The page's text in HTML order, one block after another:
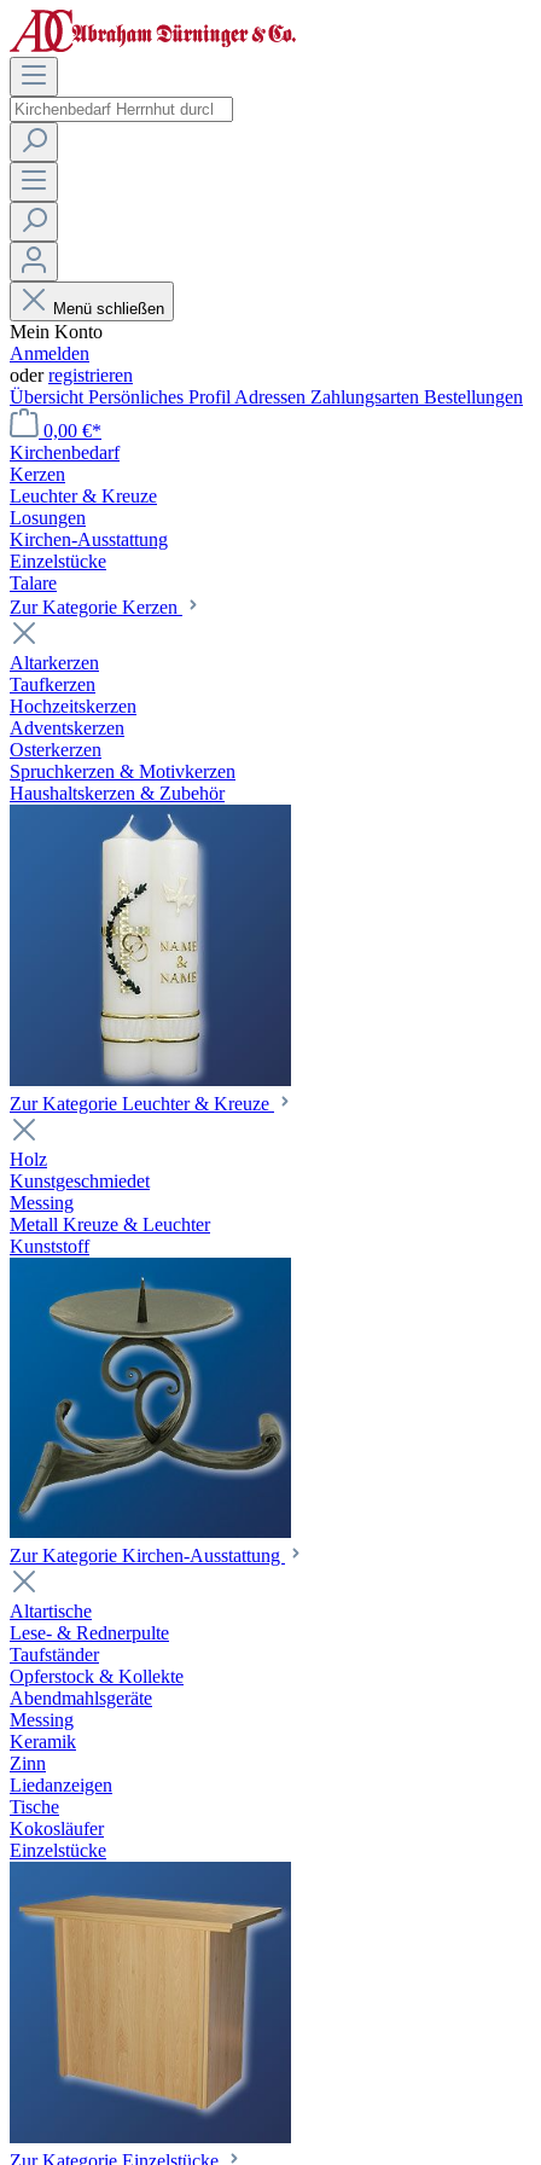
Menü schließen
Mein Konto
Anmelden
oderregistrieren
Übersicht Persönliches Profil Adressen Zahlungsarten Bestellungen
0,00 €*
Kirchenbedarf
Kerzen
Leuchter & Kreuze
Losungen
Kirchen-Ausstattung
Einzelstücke
Talare
Zur Kategorie Kerzen
Altarkerzen
Taufkerzen
Hochzeitskerzen
Adventskerzen
Osterkerzen
Spruchkerzen & Motivkerzen
Haushaltskerzen & Zubehör
Zur Kategorie Leuchter & Kreuze
Holz
Kunstgeschmiedet
Messing
Metall Kreuze & Leuchter
Kunststoff
Zur Kategorie Kirchen-Ausstattung
Altartische
Lese- & Rednerpulte
Taufständer
Opferstock & Kollekte
Abendmahlsgeräte
Messing
Keramik
Zinn
Liedanzeigen
Tische
Kokosläufer
Einzelstücke
Zur Kategorie Einzelstücke